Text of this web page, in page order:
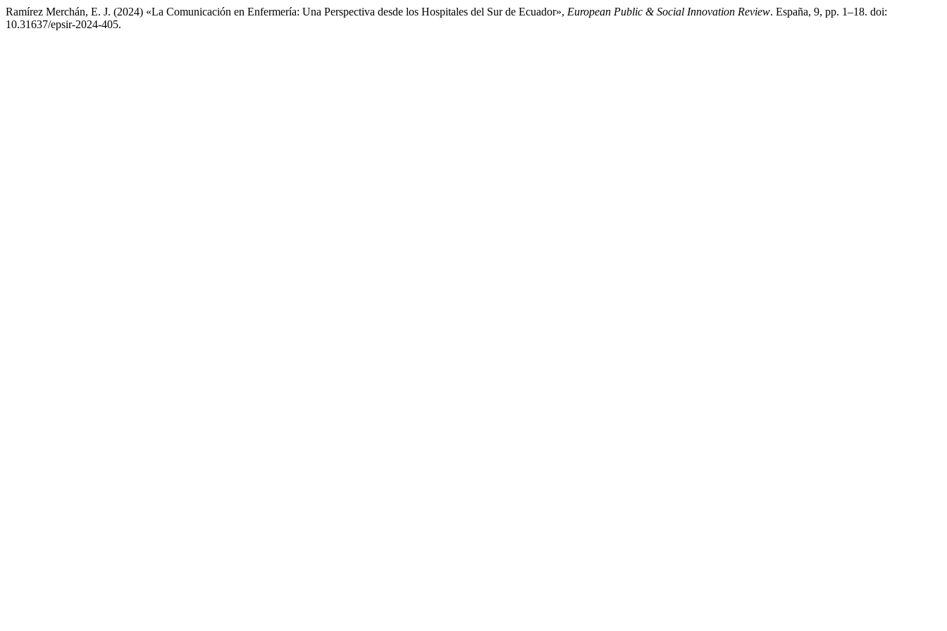
Ramírez Merchán, E. J. (2024) «La Comunicación en Enfermería: Una Perspectiva desde los Hospitales del Sur de Ecuador», European Public & Social Innovation Review. España, 9, pp. 1–18. doi:
10.31637/epsir-2024-405.